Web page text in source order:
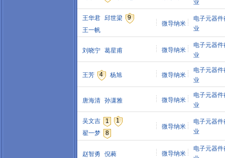
业
王华君 邱世梁
9
王一帆
微导纳米
电子元器件
业
刘晓宁 葛星甫 微导纳米
电子元器件
业
王芳 4 杨旭 微导纳米
电子元器件
业
唐海清 孙潇雅 微导纳米
电子元器件
业
吴文吉 1
1
翟一梦
8
微导纳米
电子元器件
业
赵智勇 倪蕤 微导纳米
电子元器件